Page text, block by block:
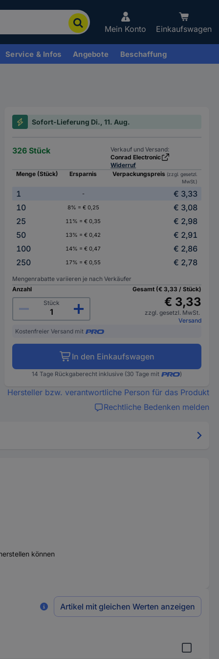
Mein Konto Einkaufswagen
Service & Infos Angebote Beschaffung
Sofort-Lieferung Di., 11. Aug.
326 Stück
Verkauf und Versand:
Conrad Electronic
Widerruf
Menge (Stück)
Ersparnis Verpackungspreis (zzgl. gesetzl.
MwSt.)
1 -
€ 3,33
10
8% = € 0,25
€ 3,08
25
11% = € 0,35
€ 2,98
50
13% = € 0,42
€ 2,91
100
14% = € 0,47
€ 2,86
250
17% = € 0,55 € 2,78
Mengenrabatte variieren je nach Verkäufer
Anzahl
Stück
Gesamt (€ 3,33 / Stück)
€ 3,33
zzgl. gesetzl. MwSt.
Versand
Kostenfreier Versand mit
In den Einkaufswagen
14 Tage Rückgaberecht inklusive (30 Tage mit )
Hersteller bzw. verantwortliche Person für das Produkt
Rechtliche Bedenken melden
können
Artikel mit gleichen Werten anzeigen